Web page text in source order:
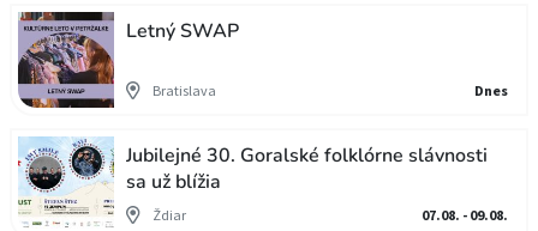
Letný SWAP
Bratislava Dnes
Jubilejné 30. Goralské folklórne slávnosti
sa už blížia
Ždiar 07.08. - 09.08.